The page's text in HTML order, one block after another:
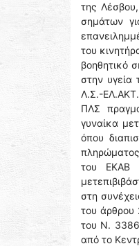
της
σημάτων
του
βοηθητικό
στην υγεία
Λ.Σ.-ΕΛ.ΑΚΤ.
ΠΛΣ
γυναίκα
όπου
του ΕΚΑΒ
στη
του άρθρου
του Ν.
από το